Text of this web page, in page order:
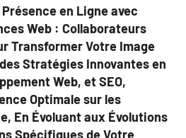
en Ligne avec
Web : Collaborateurs
Transformer Votre Image
Stratégies Innovantes en
Web, et SEO,
Optimale sur les
En Évoluant aux Évolutions
Spécifiques de Votre